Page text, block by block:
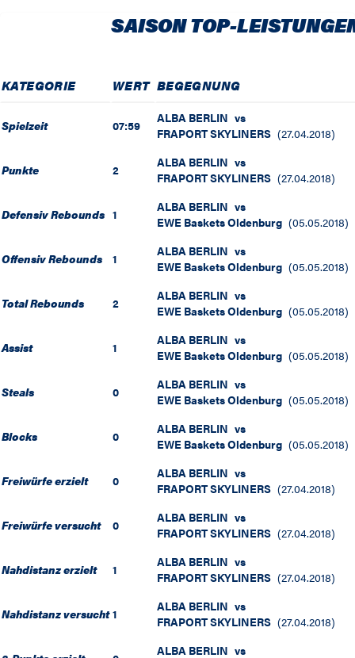
SAISON TOP-
KATEGORIE WERT BEGEGNUNG
Spielzeit 07:59 ALBA BERLIN vs
FRAPORT SKYLINERS (27.04.2018)
Punkte 2 ALBA BERLIN vs
FRAPORT SKYLINERS (27.04.2018)
Defensiv Rebounds 1 ALBA BERLIN vs
EWE Baskets Oldenburg (05.05.2018)
Offensiv Rebounds 1 ALBA BERLIN vs
EWE Baskets Oldenburg (05.05.2018)
Total Rebounds 2 ALBA BERLIN vs
EWE Baskets Oldenburg (05.05.2018)
Assist 1 ALBA BERLIN vs
EWE Baskets Oldenburg (05.05.2018)
Steals 0 ALBA BERLIN vs
EWE Baskets Oldenburg (05.05.2018)
Blocks 0 ALBA BERLIN vs
EWE Baskets Oldenburg (05.05.2018)
Freiwürfe erzielt 0 ALBA BERLIN vs
FRAPORT SKYLINERS (27.04.2018)
Freiwürfe versucht 0 ALBA BERLIN vs
FRAPORT SKYLINERS (27.04.2018)
Nahdistanz erzielt 1 ALBA BERLIN vs
FRAPORT SKYLINERS (27.04.2018)
Nahdistanz versucht 1 ALBA BERLIN vs
FRAPORT SKYLINERS (27.04.2018)
ALBA BERLIN vs